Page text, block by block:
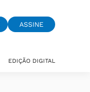
ASSINE
EDIÇÃO DIGITAL